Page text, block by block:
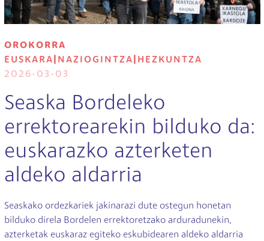
OROKORRA
EUSKARA
NAZIOGINTZA
HEZKUNTZA
2026-03-03
Seaska Bordeleko
errektorearekin bilduko da:
euskarazko azterketen
aldeko aldarria
Seaskako ordezkariek jakinarazi dute ostegun honetan
bilduko direla Bordelen errektoretzako arduradunekin,
azterketak euskaraz egiteko eskubidearen aldeko aldarria